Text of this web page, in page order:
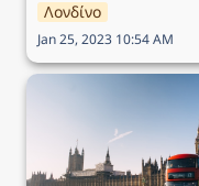
Λονδίνο
Jan 25, 2023 10:54 AM
Ταξίδι στο Λονδίνο
αεροπορικά και